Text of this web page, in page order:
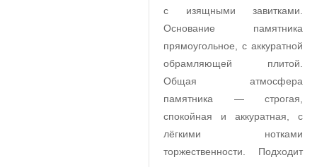
с изящными завитками.
Основание памятника
прямоугольное, с аккуратной
обрамляющей плитой.
Общая атмосфера
памятника — строгая,
спокойная и аккуратная, с
лёгкими нотками
торжественности. Подходит